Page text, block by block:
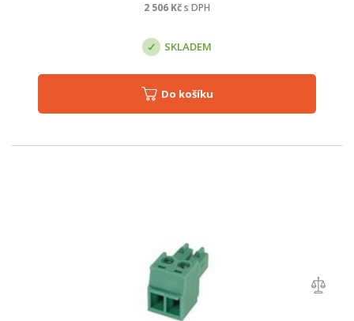
2 506 Kčs DPH
SKLADEM
Do košíku